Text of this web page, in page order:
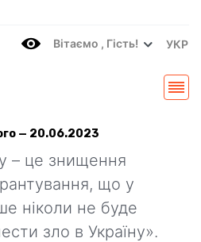
Вітаємo , Гість! УКР
— 20.06.2023
– це знищення
що у
ніколи не буде
зло в Україну».